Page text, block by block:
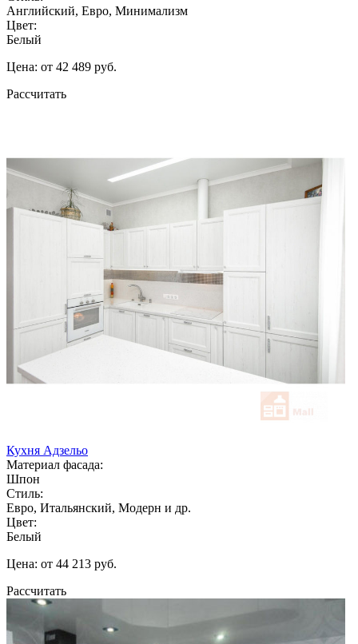
Английский, Евро, Минимализм
Цвет:
Белый
Цена: от 42 489 руб.
Рассчитать
Кухня Адзельо
Материал фасада:
Шпон
Стиль:
Евро, Итальянский, Модерн и др.
Цвет:
Белый
Цена: от 44 213 руб.
Рассчитать